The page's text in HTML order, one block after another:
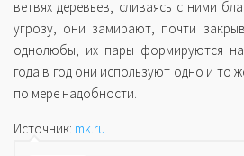
ветвях деревьев, сливаясь с ними
угрозу, они замирают, почти
однолюбы, их пары формируются
года в год они используют одно и то
по мере надобности.
Источник: mk.ru